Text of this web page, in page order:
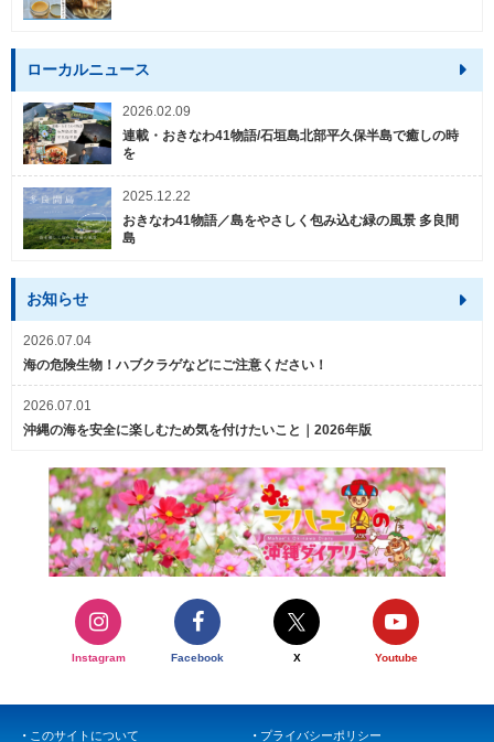
ローカルニュース
2026.02.09
連載・おきなわ41物語/石垣島北部平久保半島で癒しの時
を
2025.12.22
おきなわ41物語／島をやさしく包み込む緑の風景 多良間
島
お知らせ
2026.07.04
海の危険生物！ハブクラゲなどにご注意ください！
2026.07.01
沖縄の海を安全に楽しむため気を付けたいこと｜2026年版
Instagram Facebook X Youtube
このサイトについて プライバシーポリシー